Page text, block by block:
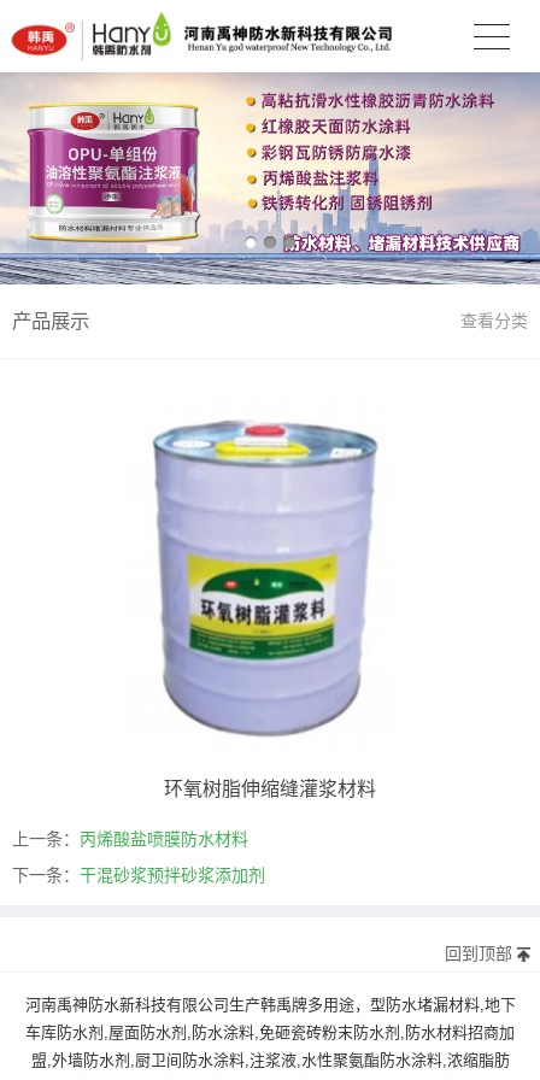
产品展示 查看分类
环氧树脂伸缩缝灌浆材料
上一条： 丙烯酸盐喷膜防水材料
下一条： 干混砂浆预拌砂浆添加剂
回到顶部
河南禹神防水新科技有限公司生产韩禹牌多用途，型防水堵漏材料,地下
车库防水剂,屋面防水剂,防水涂料,免砸瓷砖粉末防水剂,防水材料招商加
盟,外墙防水剂,厨卫间防水涂料,注浆液,水性聚氨酯防水涂料,浓缩脂肪